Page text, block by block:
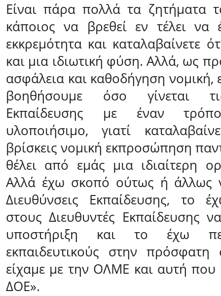
Είναι πάρα πολλά τα ζητήματα
κάποιος να βρεθεί εν τέλει να
εκκρεμότητα και καταλαβαίνετε
και μια ιδιωτική φύση. Αλλά, ως
ασφάλεια και καθοδήγηση νομική,
βοηθήσουμε όσο γίνεται
Εκπαίδευσης με έναν
υλοποιήσιμο, γιατί
βρίσκεις νομική εκπροσώπηση
θέλει από εμάς μια ιδιαίτερη
Αλλά έχω σκοπό ούτως ή άλλως
Διευθύνσεις Εκπαίδευσης, το
στους Διευθυντές Εκπαίδευσης
υποστήριξη και το έχω
εκπαιδευτικούς στην
είχαμε με την ΟΛΜΕ και αυτή που
ΔΟΕ».